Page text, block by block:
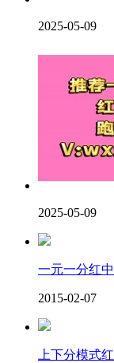
2025-05-09
2025-05-09
一元一分红
2015-02-07
上下分模式